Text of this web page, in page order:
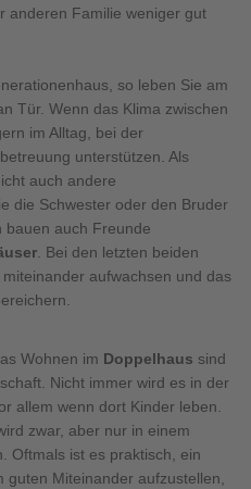
anderen Familie weniger gut
so leben Sie am
Tür. Wenn das Klima zwischen
im Alltag, bei der
unterstützen. Als
auch andere
die Schwester oder den Bruder
bauen auch Freunde
. Bei den letzten beiden
aufwachsen und das
Wohnen im Doppelhaus sind
Nicht immer wird es in der
allem wenn dort Kinder leben.
zwar, aber nur in einem
Oftmals ist es praktisch, ein
guten Miteinander aufzustellen,